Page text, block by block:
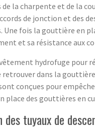
la charpente et de la
de jonction et des
Une fois la gouttière en
et sa résistance aux
hydrofuge pour
retrouver dans la
conçues pour
place des gouttières en
tuyaux de